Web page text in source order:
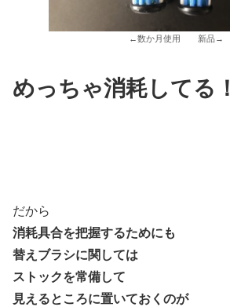
←数か月使用 新品→
めっちゃ消耗してる！
だから
消耗具合を把握するためにも
替えブラシに関しては
ストックを常備して
見えるところに置いておくのが